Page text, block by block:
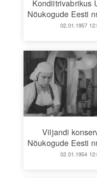
Kondiitrivabrikus
Nõukogude Eesti
02.01.1957
Viljandi
Nõukogude Eesti
02.01.1954